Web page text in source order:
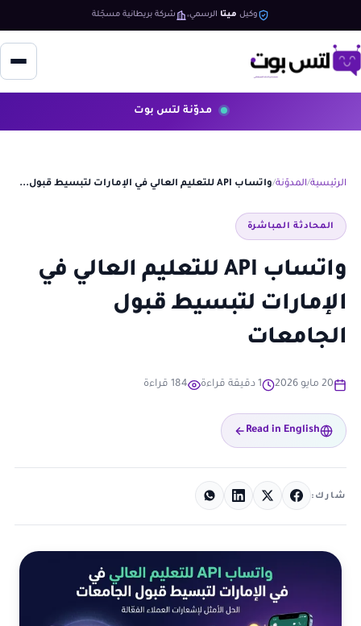
وكيل ميتا الرسمي شركة بريطانية مسجّلة
مدوّنة لتس بوت
الرئيسية المدوّنة واتساب API للتعليم العالي في الإمارات لتبسيط قبول...
المحادثة المباشرة
واتساب API للتعليم العالي في
الإمارات لتبسيط قبول
الجامعات
20 مايو 2026 1 دقيقة قراءة 184 قراءة
Read in English
شارك: